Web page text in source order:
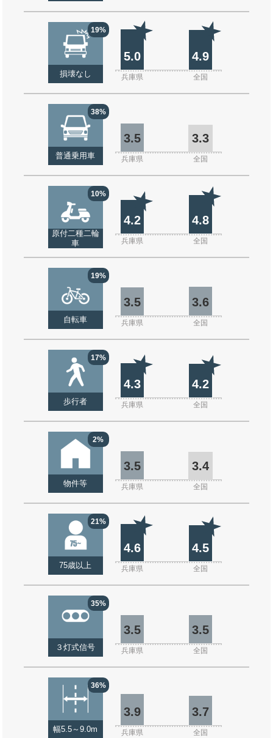
19%
損壊なし
5.0 4.9
兵庫県 全国
38%
普通乗用車
3.5 3.3
兵庫県 全国
10%
原付二種二輪
車
4.2 4.8
兵庫県 全国
19%
自転車
3.5 3.6
兵庫県 全国
17%
歩行者
4.3 4.2
兵庫県 全国
2%
物件等
3.5 3.4
兵庫県 全国
21%
75歳以上
4.6 4.5
兵庫県 全国
35%
３灯式信号
3.5 3.5
兵庫県 全国
36%
幅5.5～9.0m
3.9 3.7
兵庫県 全国